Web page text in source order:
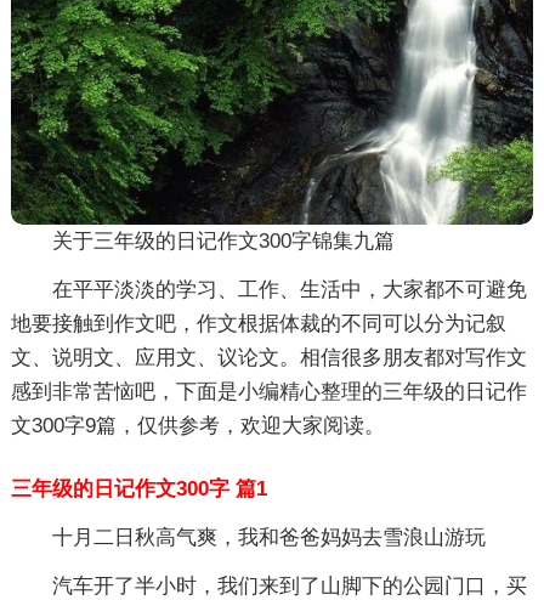
关于三年级的日记作文300字锦集九篇
在平平淡淡的学习、工作、生活中，大家都不可避免
地要接触到作文吧，作文根据体裁的不同可以分为记叙
文、说明文、应用文、议论文。相信很多朋友都对写作文
感到非常苦恼吧，下面是小编精心整理的三年级的日记作
文300字9篇，仅供参考，欢迎大家阅读。
三年级的日记作文300字 篇1
十月二日秋高气爽，我和爸爸妈妈去雪浪山游玩
汽车开了半小时，我们来到了山脚下的公园门口，买